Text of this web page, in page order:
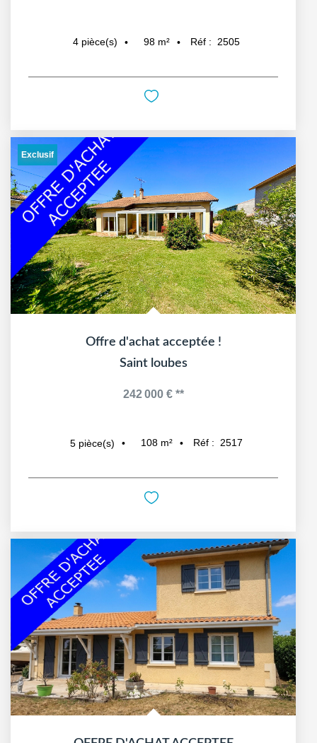
4 pièce(s) 98 m² Réf : 2505
Exclusif
Offre d'achat acceptée !
Saint loubes
242 000 €**
5 pièce(s) 108 m² Réf : 2517